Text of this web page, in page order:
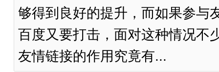
够得到良好的提升，而如果参与
百度又要打击，面对这种情况不
友情链接的作用究竟有...